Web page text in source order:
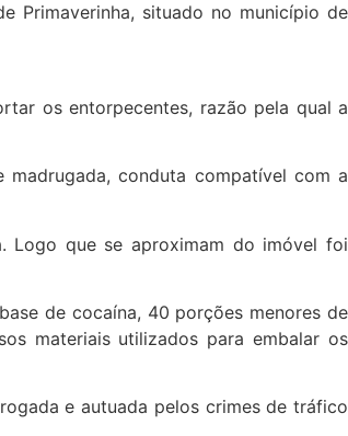
Primaverinha, situado no município de
os entorpecentes, razão pela qual a
conduta compatível com a
Logo que se aproximam do imóvel foi
de cocaína, 40 porções menores de
materiais utilizados para embalar os
e autuada pelos crimes de tráfico